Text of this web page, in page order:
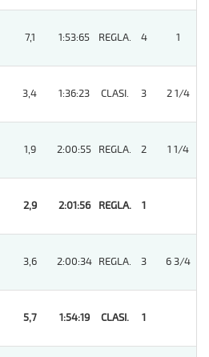
7,1 1:53:65 REGLA. 4 1
3,4 1:36:23 CLASI. 3 2 1/4
1,9 2:00:55 REGLA. 2 1 1/4
2,9 2:01:56 REGLA. 1
3,6 2:00:34 REGLA. 3 6 3/4
5,7 1:54:19 CLASI. 1